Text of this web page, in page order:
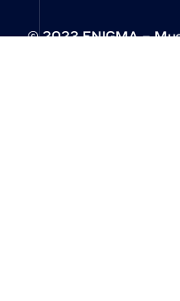
© 2023 ENIGMA –